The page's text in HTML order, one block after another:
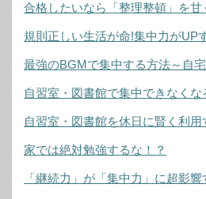
合格したいなら「整理整頓」を甘
規則正しい生活が命!集中力がUP
最強のBGMで集中する方法～自
自習室・図書館で集中できなくな
自習室・図書館を休日に賢く利用
家では絶対勉強するな！？
「継続力」が「集中力」に超影響